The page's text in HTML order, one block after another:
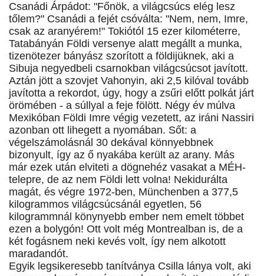
Csanádi Árpádot: "Főnök, a világcsúcs elég lesz
tőlem?" Csanádi a fejét csóválta: "Nem, nem, Imre,
csak az aranyérem!" Tokiótól 15 ezer kilométerre,
Tatabányán Földi versenye alatt megállt a munka,
tizenötezer bányász szorított a földijüknek, aki a
Sibuja negyedbeli csarnokban világcsúcsot javított.
Aztán jött a szovjet Vahonyin, aki 2,5 kilóval tovább
javította a rekordot, úgy, hogy a zsűri előtt polkát járt
örömében - a súllyal a feje fölött. Négy év múlva
Mexikóban Földi Imre végig vezetett, az iráni Nassiri
azonban ott lihegett a nyomában. Sőt: a
végelszámolásnál 30 dekával könnyebbnek
bizonyult, így az ő nyakába került az arany. Más
már ezek után elviteti a dögnehéz vasakat a MÉH-
telepre, de az nem Földi lett volna! Nekidurálta
magát, és végre 1972-ben, Münchenben a 377,5
kilogrammos világcsúcsánál egyetlen, 56
kilogrammnál könynyebb ember nem emelt többet
ezen a bolygón! Ott volt még Montrealban is, de a
két fogásnem neki kevés volt, így nem alkotott
maradandót.
Egyik legsikeresebb tanítványa Csilla lánya volt, aki